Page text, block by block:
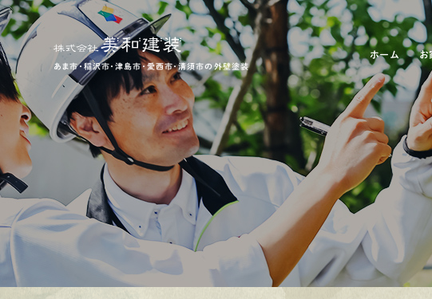
あま市・稲沢市・津島市・愛西市・清須市の外壁塗装
ホーム お